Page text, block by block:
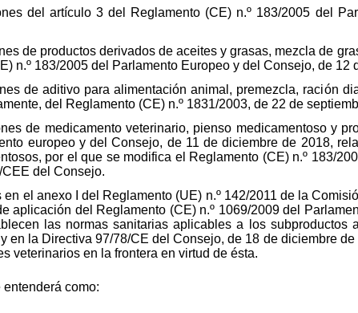
del artículo 3 del Reglamento (CE) n.º 183/2005 del
de productos derivados de aceites y grasas, mezcla de
n.º 183/2005 del Parlamento Europeo y del Consejo, de 12
de aditivo para alimentación animal, premezcla, ración
del Reglamento (CE) n.º 1831/2003, de 22 de
de medicamento veterinario, pienso medicamentoso y
europeo y del Consejo, de 11 de diciembre de 2018,
por el que se modifica el Reglamento (CE) n.º 183/
del Consejo.
el anexo I del Reglamento (UE) n.º 142/2011 de la
aplicación del Reglamento (CE) n.º 1069/2009 del
las normas sanitarias aplicables a los subproductos
en la Directiva 97/78/CE del Consejo, de 18 de diciembre
veterinarios en la frontera en virtud de ésta.
como: